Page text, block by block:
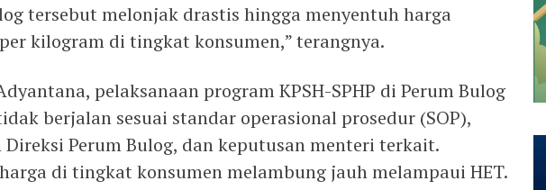
tersebut melonjak drastis hingga menyentuh harga
kilogram di tingkat konsumen,” terangnya.
pelaksanaan program KPSH-SPHP di Perum Bulog
berjalan sesuai standar operasional prosedur (SOP),
Perum Bulog, dan keputusan menteri terkait.
di tingkat konsumen melambung jauh melampaui HET.